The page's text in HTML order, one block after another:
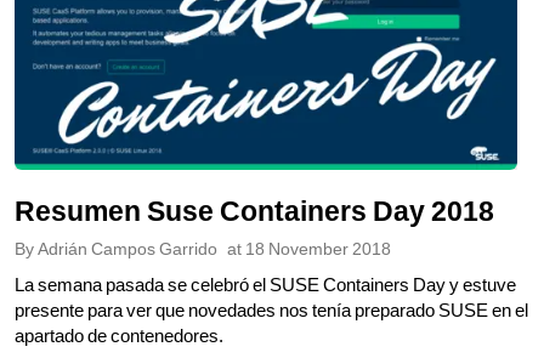
Resumen Suse Containers Day 2018
ByAdrián Campos Garrido at18 November 2018
La semana pasada se celebró el SUSE Containers Day y estuve
presente para ver que novedades nos tenía preparado SUSE en el
apartado de contenedores.